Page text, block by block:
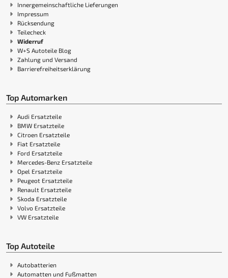
Innergemeinschaftliche Lieferungen
Impressum
Rücksendung
Teilecheck
Widerruf
W+S Autoteile Blog
Zahlung und Versand
Barrierefreiheitserklärung
Top Automarken
Audi Ersatzteile
BMW Ersatzteile
Citroen Ersatzteile
Fiat Ersatzteile
Ford Ersatzteile
Mercedes-Benz Ersatzteile
Opel Ersatzteile
Peugeot Ersatzteile
Renault Ersatzteile
Skoda Ersatzteile
Volvo Ersatzteile
VW Ersatzteile
Top Autoteile
Autobatterien
Automatten und Fußmatten